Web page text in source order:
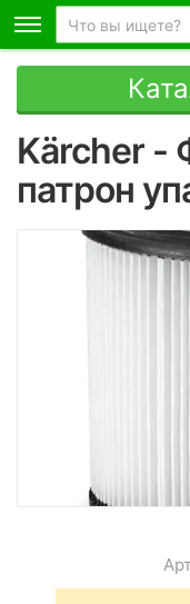
Kärcher -
патрон